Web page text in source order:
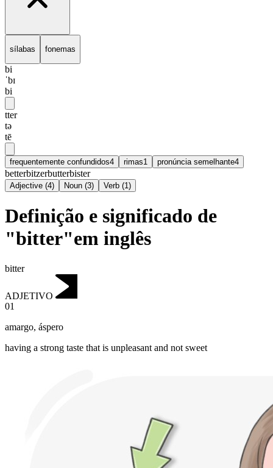
sílabas fonemas
bi
ˈbɪ
bi
tter
tə
tē
frequentemente confundidos4 rimas1 pronúncia semelhante4
betterbitzerbutterbister
Adjective (4) Noun (3) Verb (1)
Definição e significado de
"bitter"em inglês
bitter
ADJETIVO
01
amargo, áspero
having a strong taste that is unpleasant and not sweet